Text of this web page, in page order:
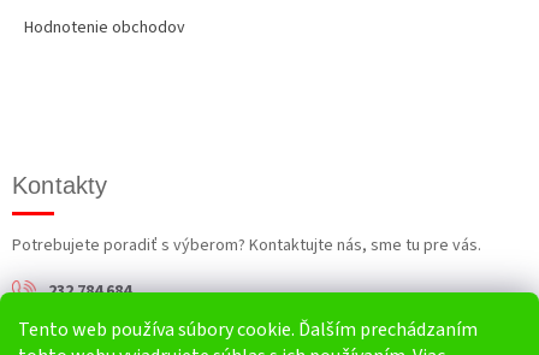
Tento web používa súbory cookie. Ďalším prechádzaním
Hodnotenie obchodov
Kontakty
Potrebujete poradiť s výberom? Kontaktujte nás, sme tu pre vás.
232 784 684
info@harv.sk